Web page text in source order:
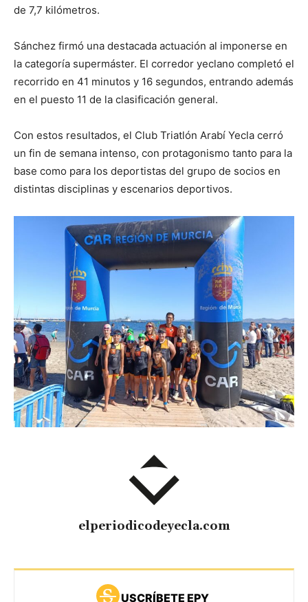
de 7,7 kilómetros.
Sánchez firmó una destacada actuación al imponerse en
la categoría supermáster. El corredor yeclano completó el
recorrido en 41 minutos y 16 segundos, entrando además
en el puesto 11 de la clasificación general.
Con estos resultados, el Club Triatlón Arabí Yecla cerró
un fin de semana intenso, con protagonismo tanto para la
base como para los deportistas del grupo de socios en
distintas disciplinas y escenarios deportivos.
elperiodicodeyecla.com
USCRÍBETE EPY